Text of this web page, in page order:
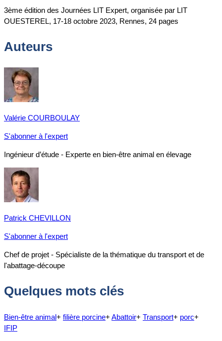
3ème édition des Journées LIT Expert, organisée par LIT
OUESTEREL, 17-18 octobre 2023, Rennes, 24 pages
Auteurs
Valérie COURBOULAY
S'abonner à l'expert
Ingénieur d’étude - Experte en bien-être animal en élevage
Patrick CHEVILLON
S'abonner à l'expert
Chef de projet - Spécialiste de la thématique du transport et de
l'abattage-découpe
Quelques mots clés
Bien-être animal+ filière porcine+ Abattoir+ Transport+ porc+
IFIP